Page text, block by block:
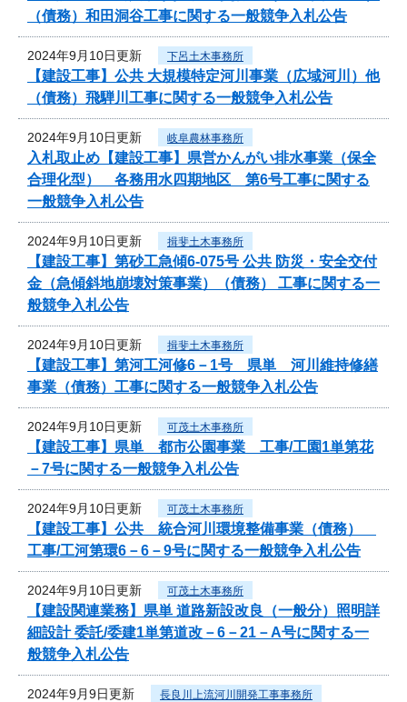
（債務）和田洞谷工事に関する一般競争入札公告
2024年9月10日更新 下呂土木事務所
【建設工事】公共 大規模特定河川事業（広域河川）他
（債務）飛騨川工事に関する一般競争入札公告
2024年9月10日更新 岐阜農林事務所
入札取止め【建設工事】県営かんがい排水事業（保全
合理化型） 各務用水四期地区 第6号工事に関する
一般競争入札公告
2024年9月10日更新 揖斐土木事務所
【建設工事】第砂工急傾6-075号 公共 防災・安全交付
金（急傾斜地崩壊対策事業）（債務） 工事に関する一
般競争入札公告
2024年9月10日更新 揖斐土木事務所
【建設工事】第河工河修6－1号 県単 河川維持修繕
事業（債務）工事に関する一般競争入札公告
2024年9月10日更新 可茂土木事務所
【建設工事】県単 都市公園事業 工事/工園1単第花
－7号に関する一般競争入札公告
2024年9月10日更新 可茂土木事務所
【建設工事】公共 統合河川環境整備事業（債務）
工事/工河第環6－6－9号に関する一般競争入札公告
2024年9月10日更新 可茂土木事務所
【建設関連業務】県単 道路新設改良（一般分）照明詳
細設計 委託/委建1単第道改－6－21－A号に関する一
般競争入札公告
2024年9月9日更新 長良川上流河川開発工事事務所